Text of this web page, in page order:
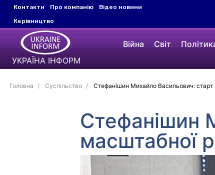
Контакти Про компанію
Відео новини
Керівництво
УКРАЇНА ІНФОРМ
Війна Світ
Головна Суспільство Стефанішин Михайло Васильович: старт
Стефанішин
масштабної